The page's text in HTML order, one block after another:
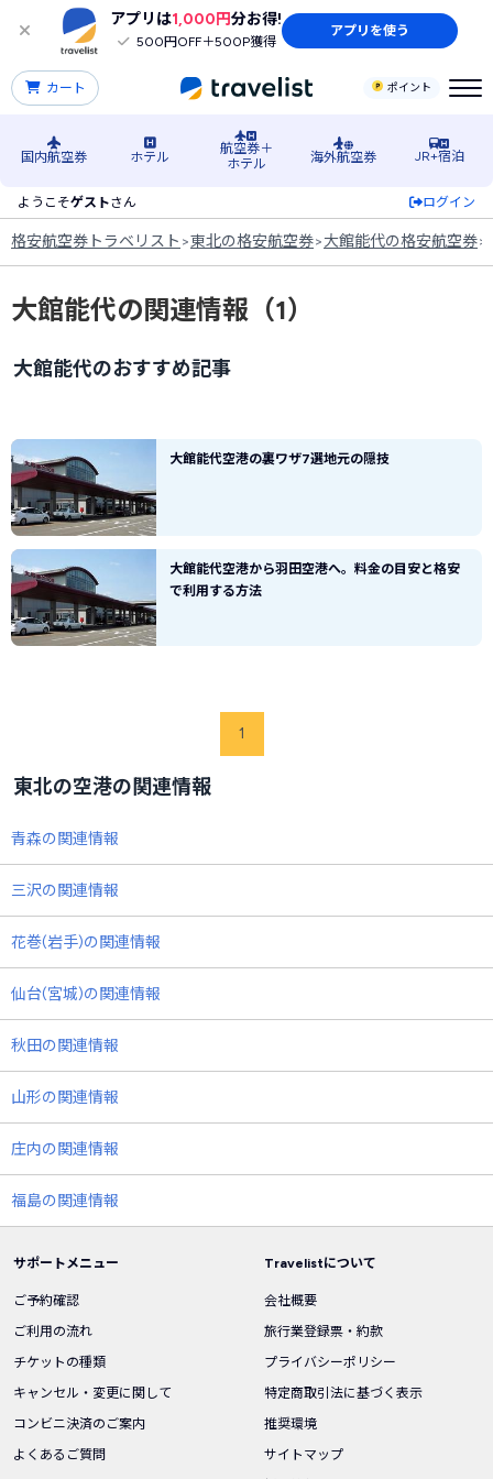
アプリは1,000円分お得!
500円OFF＋500P獲得
アプリを使う
ポイント
カート
国内航空券 ホテル
航空券＋
ホテル
海外航空券 JR+宿泊
ようこそゲストさん ログイン
格安航空券トラベリスト >東北の格安航空券>大館能代の格安航空券>
大館能代の関連情報（1）
大館能代のおすすめ記事
大館能代空港の裏ワザ7選地元の隠技
大館能代空港から羽田空港へ。料金の目安と格安
で利用する方法
1
東北の空港の関連情報
青森の関連情報
三沢の関連情報
花巻(岩手)の関連情報
仙台(宮城)の関連情報
秋田の関連情報
山形の関連情報
庄内の関連情報
福島の関連情報
サポートメニュー
ご予約確認
ご利用の流れ
チケットの種類
キャンセル・変更に関して
コンビニ決済のご案内
よくあるご質問
Travelistについて
会社概要
旅行業登録票・約款
プライバシーポリシー
特定商取引法に基づく表示
推奨環境
サイトマップ